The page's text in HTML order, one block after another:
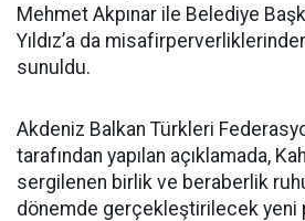
Mehmet Akpınar ile Belediye
Yıldız’a da
sunuldu.
Akdeniz Balkan Türkleri
tarafından yapılan açıklamada,
sergilenen birlik ve beraberlik
dönemde gerçekleştirilecek yeni